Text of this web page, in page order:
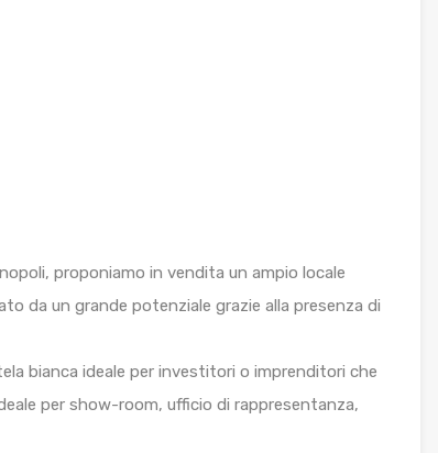
proponiamo in vendita un ampio locale
da un grande potenziale grazie alla presenza di
bianca ideale per investitori o imprenditori che
per show-room, ufficio di rappresentanza,